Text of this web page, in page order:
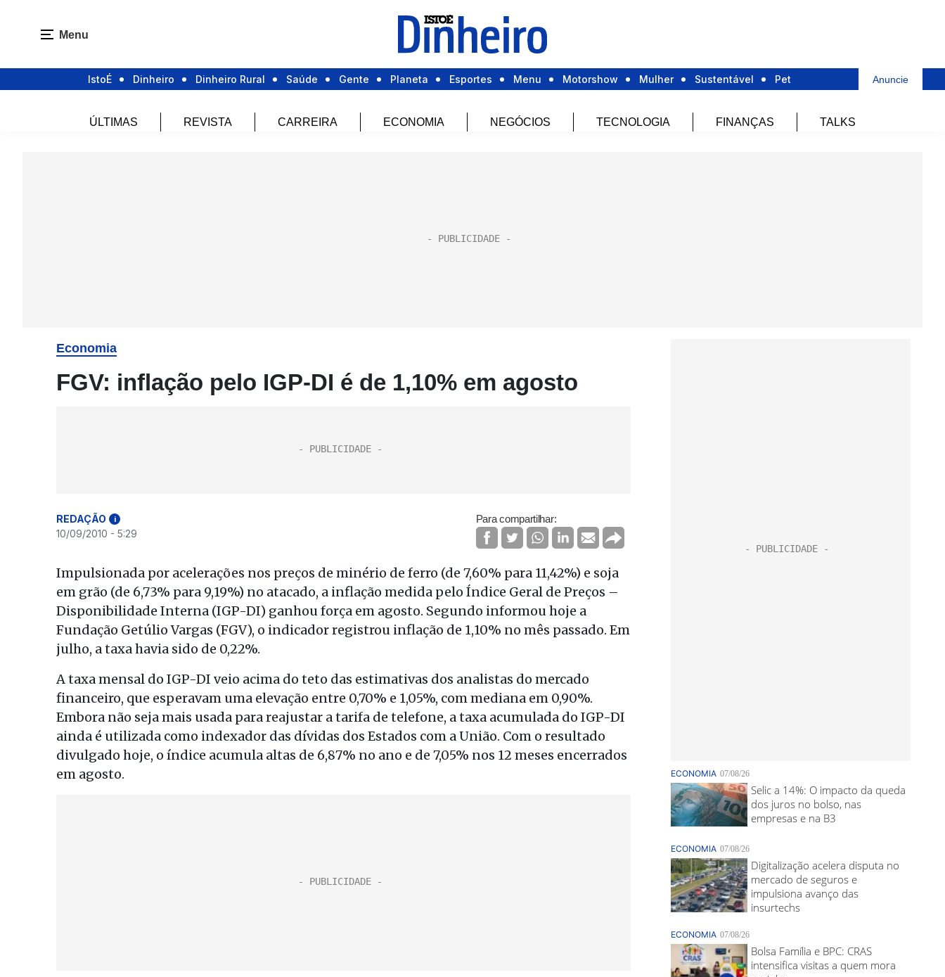
Menu
IstoÉ Dinheiro Dinheiro Rural Saúde Gente Planeta Esportes Menu Motorshow Mulher Sustentável Pet Anuncie
ÚLTIMAS REVISTA CARREIRA ECONOMIA NEGÓCIOS TECNOLOGIA FINANÇAS TALKS
Economia
FGV: inflação pelo IGP-DI é de 1,10% em agosto
REDAÇÃO i
10/09/2010 - 5:29
Para compartilhar:
Impulsionada por acelerações nos preços de minério de ferro (de 7,60% para 11,42%) e soja
em grão (de 6,73% para 9,19%) no atacado, a inflação medida pelo Índice Geral de Preços –
Disponibilidade Interna (IGP-DI) ganhou força em agosto. Segundo informou hoje a
Fundação Getúlio Vargas (FGV), o indicador registrou inflação de 1,10% no mês passado. Em
julho, a taxa havia sido de 0,22%.
A taxa mensal do IGP-DI veio acima do teto das estimativas dos analistas do mercado
financeiro, que esperavam uma elevação entre 0,70% e 1,05%, com mediana em 0,90%.
Embora não seja mais usada para reajustar a tarifa de telefone, a taxa acumulada do IGP-DI
ainda é utilizada como indexador das dívidas dos Estados com a União. Com o resultado
divulgado hoje, o índice acumula altas de 6,87% no ano e de 7,05% nos 12 meses encerrados
em agosto.